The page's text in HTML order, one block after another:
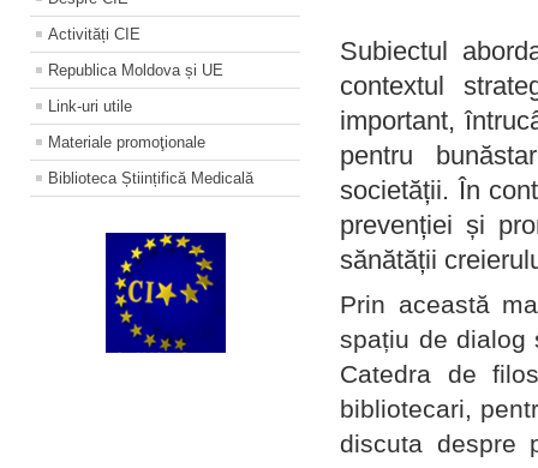
Activități CIE
Republica Moldova și UE
Link-uri utile
Materiale promoţionale
Biblioteca Științifică Medicală
Subiectul
contextul
important,
pentru
societății. În
prevenției și
sănătății
Prin această
spațiu de dialog
Catedra de
bibliotecari,
discuta despre